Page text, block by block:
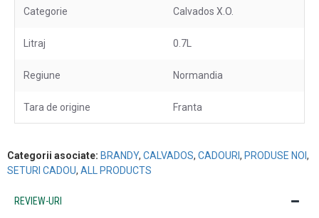
Categorie Calvados X.O.
Litraj 0.7L
Regiune Normandia
Tara de origine Franta
Categorii asociate: BRANDY, CALVADOS, CADOURI, PRODUSE NOI ,
SETURI CADOU, ALL PRODUCTS
REVIEW-URI